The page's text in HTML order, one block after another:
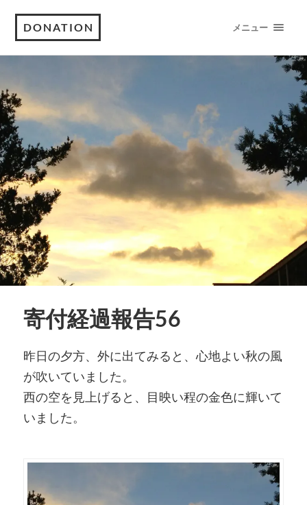
DONATION メニュー
寄付経過報告56
昨日の夕方、外に出てみると、心地よい秋の風
が吹いていました。
西の空を見上げると、目映い程の金色に輝いて
いました。